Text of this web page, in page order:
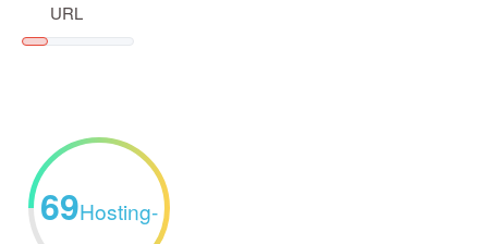
URL
69Hosting-